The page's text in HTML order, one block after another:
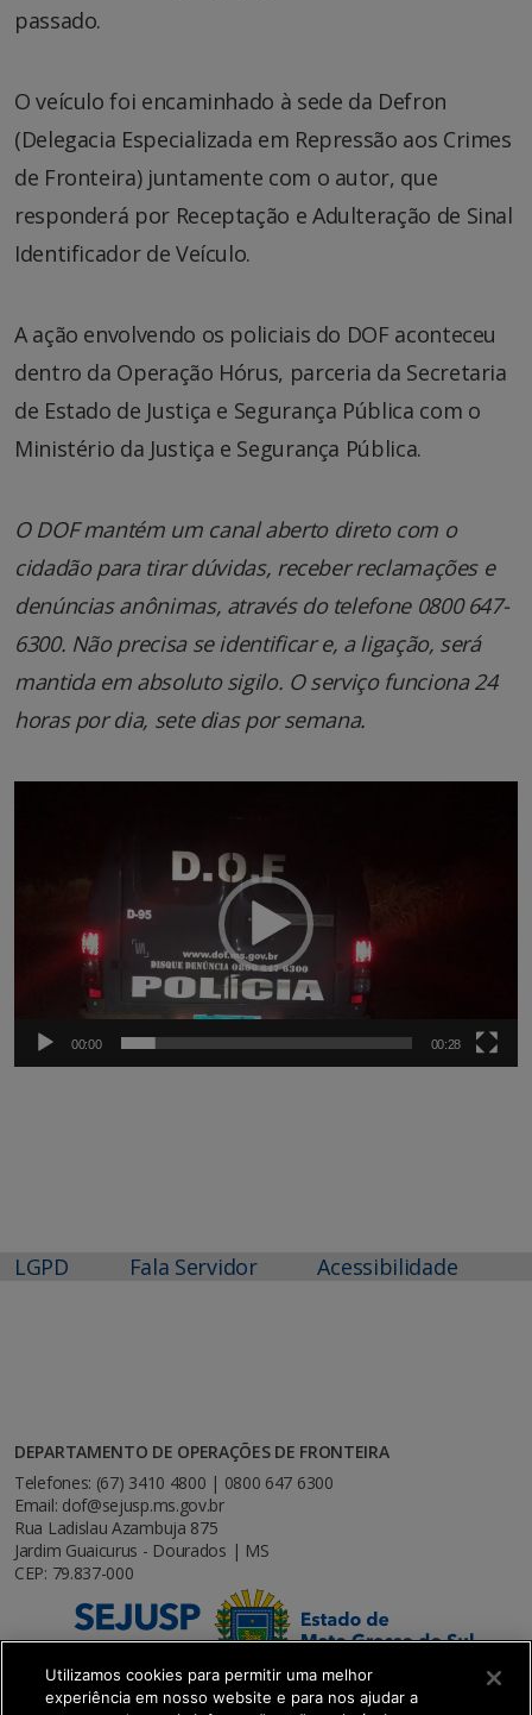
passado.
O veículo foi encaminhado à sede da Defron
(Delegacia Especializada em Repressão aos Crimes
de Fronteira) juntamente com o autor, que
responderá por Receptação e Adulteração de Sinal
Identificador de Veículo.
A ação envolvendo os policiais do DOF aconteceu
dentro da Operação Hórus, parceria da Secretaria
de Estado de Justiça e Segurança Pública com o
Ministério da Justiça e Segurança Pública.
O DOF mantém um canal aberto direto com o
cidadão para tirar dúvidas, receber reclamações e
denúncias anônimas, através do telefone 0800 647-
6300. Não precisa se identificar e, a ligação, será
mantida em absoluto sigilo. O serviço funciona 24
horas por dia, sete dias por semana.
00:00 00:28
LGPD Fala Servidor Acessibilidade
DEPARTAMENTO DE OPERAÇÕES DE FRONTEIRA
Telefones: (67) 3410 4800 | 0800 647 6300
Email: dof@sejusp.ms.gov.br
Rua Ladislau Azambuja 875
Jardim Guaicurus - Dourados | MS
CEP: 79.837-000
Utilizamos cookies para permitir uma melhor
experiência em nosso website e para nos ajudar a